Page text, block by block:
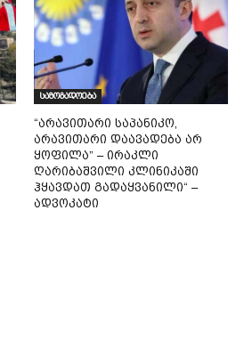
საზოგადოება
“არავითარი საპანიკო,
არავითარი დაავადება არ
ყოფილა” – ირაკლი
ღარიბაშვილი კლინიკაში
ჰყავდათ გადაყვანილი“ –
ადვოკატი